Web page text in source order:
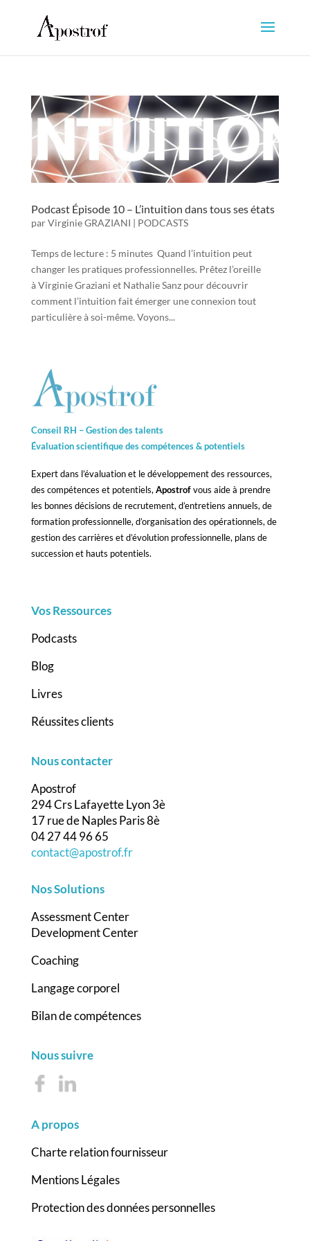
Podcast Épisode 10 – L’intuition dans tous ses états
parVirginie GRAZIANI | PODCASTS
Temps de lecture : 5 minutes Quand l’intuition peut
changer les pratiques professionnelles. Prêtez l’oreille
à Virginie Graziani et Nathalie Sanz pour découvrir
comment l’intuition fait émerger une connexion tout
particulière à soi-même. Voyons...
Conseil RH – Gestion des talents
Évaluation scientifique des compétences &potentiels
Expert dans l’évaluation et le développement des ressources,
des compétences et potentiels, Apostrofvous aide à prendre
les bonnes décisions de recrutement, d’entretiens annuels, de
formation professionnelle, d’organisation des opérationnels, de
gestion des carrières et d’évolution professionnelle, plans de
succession et hauts potentiels.
Vos Ressources
Podcasts
Blog
Livres
Réussites clients
Nous contacter
Apostrof
294 Crs Lafayette Lyon 3è
17 rue de Naples Paris 8è
04 27 44 96 65
contact@apostrof.fr
Nos Solutions
Assessment Center
Development Center
Coaching
Langage corporel
Bilan de compétences
Nous suivre
A propos
Charte relation fournisseur
Mentions Légales
Protection des données personnelles